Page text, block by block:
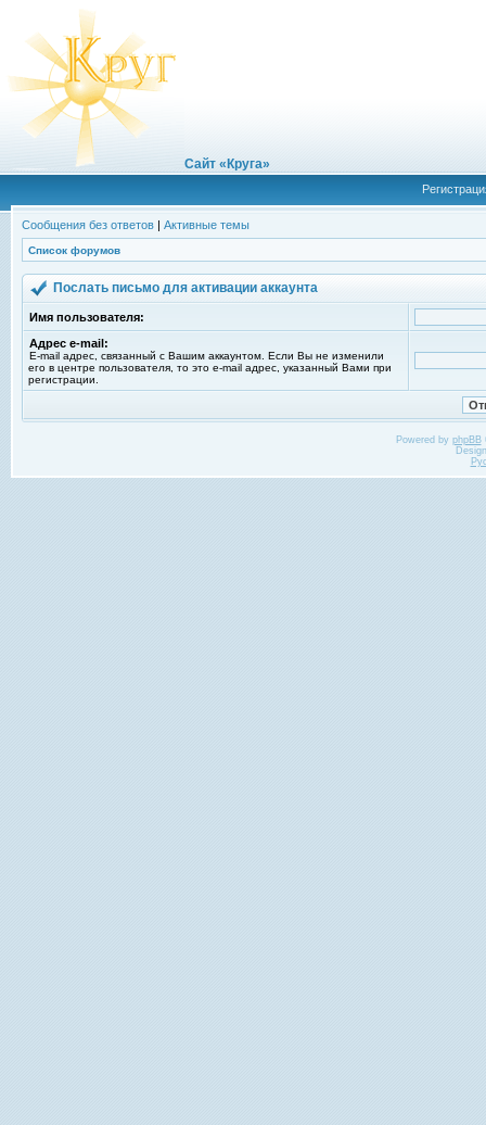
Сайт «Круга»
Сообщения без ответов | Активные темы
Список форумов
Послать письмо для активации аккаунта
Имя пользователя:
Адрес e-mail:
E-mail адрес, связанный с Вашим аккаунтом. Если Вы не изменили
его в центре пользователя, то это e-mail адрес, указанный Вами при
регистрации.
Powered by phpBB